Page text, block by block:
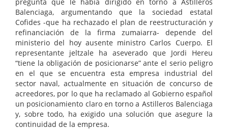
Balenciaga, argumentando que la sociedad estatal
Cofides -que ha rechazado el plan de reestructuración y
refinanciación de la firma zumaiarra- depende del
ministerio del hoy ausente ministro Carlos Cuerpo. El
representante jeltzale ha aseverado que Jordi Hereu
“tiene la obligación de posicionarse” ante el serio peligro
en el que se encuentra esta empresa industrial del
sector naval, actualmente en situación de concurso de
acreedores, por lo que ha reclamado al Gobierno español
un posicionamiento claro en torno a Astilleros Balenciaga
y, sobre todo, ha exigido una solución que asegure la
continuidad de la empresa.